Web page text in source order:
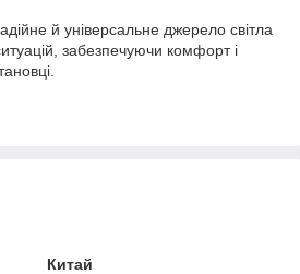
й універсальне джерело світла
забезпечуючи комфорт і
Китай